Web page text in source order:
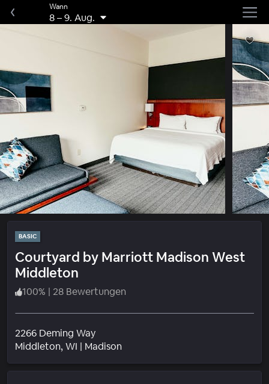
Wann
8–9. Aug.
BASIC
Courtyard by Marriott Madison West
Middleton
100% | 28 Bewertungen
2266 Deming Way
Middleton, WI | MadisonWohngebiet